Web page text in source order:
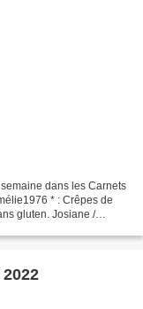
dans les Carnets
* : Crêpes de
gluten. Josiane /